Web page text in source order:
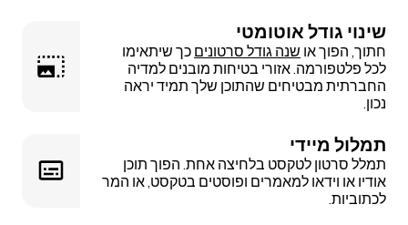
שינוי גודל אוטומטי
חתוך, הפוך או שנה גודל סרטונים כך שיתאימו
לכל פלטפורמה. אזורי בטיחות מובנים למדיה
החברתית מבטיחים שהתוכן שלך תמיד יראה
נכון.
תמלול מיידי
תמלל סרטון לטקסט בלחיצה אחת. הפוך תוכן
אודיו או וידאו למאמרים ופוסטים בטקסט, או המר
לכתוביות.